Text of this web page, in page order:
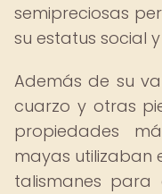
semipreciosas
su estatus social
Además de su
cuarzo y otras
propiedades
mayas utilizaban
talismanes